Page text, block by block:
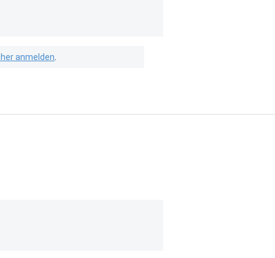
anmelden